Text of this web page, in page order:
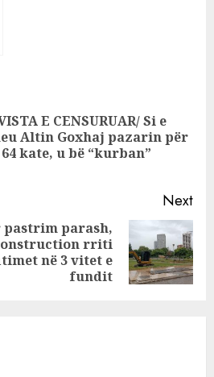
E CENSURUAR/ Si e
Altin Goxhaj pazarin për
kate, u bë “kurban”
Next
pastrim parash,
rriti
në 3 vitet e
fundit